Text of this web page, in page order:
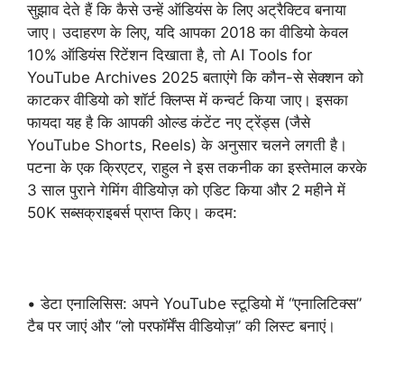
सुझाव देते हैं कि कैसे उन्हें ऑडियंस के लिए अट्रैक्टिव बनाया
जाए। उदाहरण के लिए, यदि आपका 2018 का वीडियो केवल
10% ऑडियंस रिटेंशन दिखाता है, तो AI Tools for
YouTube Archives 2025 बताएंगे कि कौन-से सेक्शन को
काटकर वीडियो को शॉर्ट क्लिप्स में कन्वर्ट किया जाए। इसका
फायदा यह है कि आपकी ओल्ड कंटेंट नए ट्रेंड्स (जैसे
YouTube Shorts, Reels) के अनुसार चलने लगती है।
पटना के एक क्रिएटर, राहुल ने इस तकनीक का इस्तेमाल करके
3 साल पुराने गेमिंग वीडियोज़ को एडिट किया और 2 महीने में
50K सब्सक्राइबर्स प्राप्त किए। कदम:
• डेटा एनालिसिस: अपने YouTube स्टूडियो में “एनालिटिक्स”
टैब पर जाएं और “लो परफॉर्मेंस वीडियोज़” की लिस्ट बनाएं।